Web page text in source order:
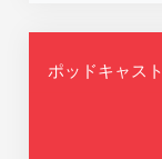
ポッドキャスト